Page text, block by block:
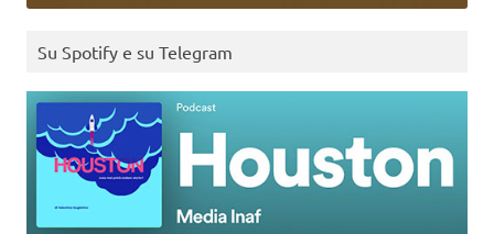
Su Spotify e su Telegram